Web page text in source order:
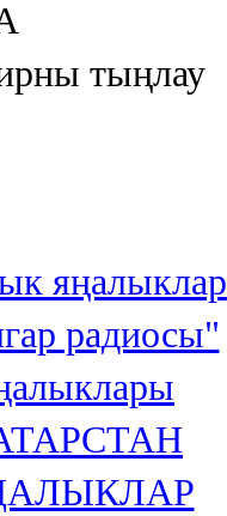
тыңлау
яңалыклар
радиосы"